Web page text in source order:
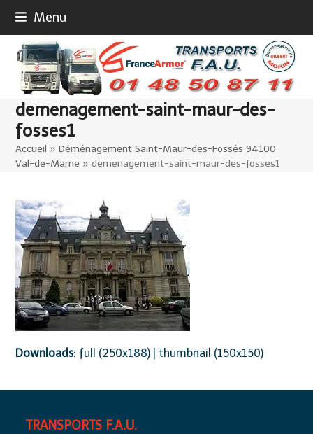
content
Menu
demenagement-saint-maur-des-
fosses1
Accueil »Déménagement Saint-Maur-des-Fossés 94100
Val-de-Marne »demenagement-saint-maur-des-fosses1
Downloads: full (250x188) thumbnail (150x150)
TRANSPORTS F.A.U.